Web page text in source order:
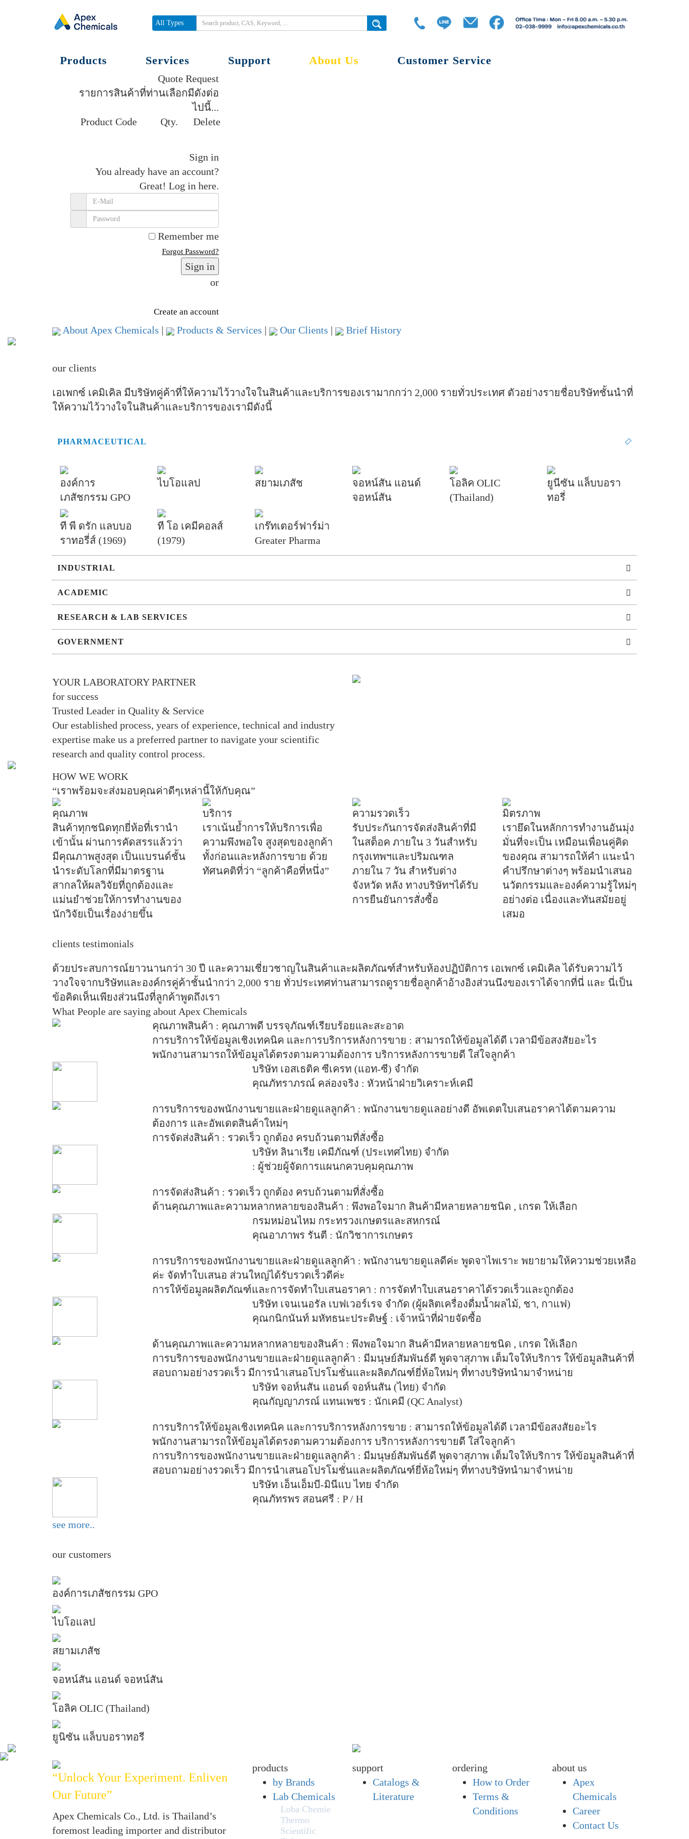
All Types
Products Services Support About Us Customer Service
Quote Request
รายการสินค้าที่ท่านเลือกมีดังต่อ
ไปนี้...
Product Code
Qty. Delete
Sign in
You already have an account?
Great! Log in here.
Remember me
Forgot Password?
Sign in
or
Create an account
About Apex Chemicals | Products & Services | Our Clients | Brief History
our clients
เอเพกซ์ เคมิเคิล มีบริษัทคู่ค้าที่ให้ความไว้วางใจในสินค้าและบริการของเรามากกว่า 2,000 รายทั่วประเทศ ตัวอย่างรายชื่อบริษัทชั้นนำที่
ให้ความไว้วางใจในสินค้าและบริการของเรามีดังนี้
PHARMACEUTICAL
องค์การ
เภสัชกรรม GPO
ไบโอแลป สยามเภสัช
จอหน์สัน แอนด์
จอหน์สัน
โอลิค OLIC
(Thailand)
ยูนีซัน แล็บบอรา
ทอรี่
ที พี ดรัก แลบบอ
ราทอรี่ส์ (1969)
ที โอ เคมีคอลส์
(1979)
เกร๊ทเตอร์ฟาร์ม่า
Greater Pharma
INDUSTRIAL
ACADEMIC
RESEARCH & LAB SERVICES
GOVERNMENT
YOUR LABORATORY PARTNER
for success
Trusted Leader in Quality & Service
Our established process, years of experience, technical and industry
expertise make us a preferred partner to navigate your scientific
research and quality control process.
HOW WE WORK
“เราพร้อมจะส่งมอบคุณค่าดีๆเหล่านี้ให้กับคุณ”
คุณภาพ
สินค้าทุกชนิดทุกยี่ห้อที่เรานำ
เข้านั้น ผ่านการคัดสรรแล้วว่า
มีคุณภาพสูงสุด เป็นแบรนด์ชั้น
นำระดับโลกที่มีมาตรฐาน
สากลให้ผลวิจัยที่ถูกต้องและ
แม่นยำช่วยให้การทำงานของ
นักวิจัยเป็นเรื่องง่ายขึ้น
บริการ
เราเน้นย้ำการให้บริการเพื่อ
ความพึงพอใจ สูงสุดของลูกค้า
ทั้งก่อนและหลังการขาย ด้วย
ทัศนคติที่ว่า “ลูกค้าคือที่หนึ่ง”
ความรวดเร็ว
รับประกันการจัดส่งสินค้าที่มี
ในสต็อค ภายใน 3 วันสำหรับ
กรุงเทพฯและปริมณฑล
ภายใน 7 วัน สำหรับต่าง
จังหวัด หลัง ทางบริษัทฯได้รับ
การยืนยันการสั่งซื้อ
มิตรภาพ
เรายึดในหลักการทำงานอันมุ่ง
มั่นที่จะเป็น เหมือนเพื่อนคู่คิด
ของคุณ สามารถให้คำ แนะนำ
คำปรึกษาต่างๆ พร้อมนำเสนอ
นวัตกรรมและองค์ความรู้ใหม่ๆ
อย่างต่อ เนื่องและทันสมัยอยู่
เสมอ
clients testimonials
ด้วยประสบการณ์ยาวนานกว่า 30 ปี และความเชี่ยวชาญในสินค้าและผลิตภัณฑ์สำหรับห้องปฏิบัติการ เอเพกซ์ เคมิเคิล ได้รับความไว้
วางใจจากบริษัทและองค์กรคู่ค้าชั้นนำกว่า 2,000 ราย ทั่วประเทศท่านสามารถดูรายชื่อลูกค้าอ้างอิงส่วนนึงของเราได้จากที่นี่ และ นี่เป็น
ข้อคิดเห็นเพียงส่วนนึงที่ลูกค้าพูดถึงเรา
What People are saying about Apex Chemicals
คุณภาพสินค้า : คุณภาพดี บรรจุภัณฑ์เรียบร้อยและสะอาด
การบริการให้ข้อมูลเชิงเทคนิค และการบริการหลังการขาย : สามารถให้ข้อมูลได้ดี เวลามีข้อสงสัยอะไร
พนักงานสามารถให้ข้อมูลได้ตรงตามความต้องการ บริการหลังการขายดี ใส่ใจลูกค้า
บริษัท เอสเธติค ซีเครท (แอท-ซี) จำกัด
คุณภัทราภรณ์ คล่องจริง : หัวหน้าฝ่ายวิเคราะห์เคมี
การบริการของพนักงานขายและฝ่ายดูแลลูกค้า : พนักงานขายดูแลอย่างดี อัพเดตใบเสนอราคาได้ตามความ
ต้องการ และอัพเดตสินค้าใหม่ๆ
การจัดส่งสินค้า : รวดเร็ว ถูกต้อง ครบถ้วนตามที่สั่งซื้อ
บริษัท ลินาเรีย เคมีภัณฑ์ (ประเทศไทย) จำกัด
: ผู้ช่วยผู้จัดการแผนกควบคุมคุณภาพ
การจัดส่งสินค้า : รวดเร็ว ถูกต้อง ครบถ้วนตามที่สั่งซื้อ
ด้านคุณภาพและความหลากหลายของสินค้า : พึงพอใจมาก สินค้ามีหลายหลายชนิด , เกรด ให้เลือก
กรมหม่อนไหม กระทรวงเกษตรและสหกรณ์
คุณอาภาพร รันตี : นักวิชาการเกษตร
การบริการของพนักงานขายและฝ่ายดูแลลูกค้า : พนักงานขายดูแลดีค่ะ พูดจาไพเราะ พยายามให้ความช่วยเหลือ
ค่ะ จัดทำใบเสนอ ส่วนใหญ่ได้รับรวดเร็วดีค่ะ
การให้ข้อมูลผลิตภัณฑ์และการจัดทำใบเสนอราคา : การจัดทำใบเสนอราคาได้รวดเร็วและถูกต้อง
บริษัท เจนเนอรัล เบฟเวอร์เรจ จํากัด (ผู้ผลิตเครื่องดื่มน้ำผลไม้, ชา, กาแฟ)
คุณกนิกนันท์ มหัทธนะประดิษฐ์ : เจ้าหน้าที่ฝ่ายจัดซื้อ
ด้านคุณภาพและความหลากหลายของสินค้า : พึงพอใจมาก สินค้ามีหลายหลายชนิด , เกรด ให้เลือก
การบริการของพนักงานขายและฝ่ายดูแลลูกค้า : มีมนุษย์สัมพันธ์ดี พูดจาสุภาพ เต็มใจให้บริการ ให้ข้อมูลสินค้าที่
สอบถามอย่างรวดเร็ว มีการนำเสนอโปรโมชั่นและผลิตภัณฑ์ยี่ห้อใหม่ๆ ที่ทางบริษัทนำมาจำหน่าย
บริษัท จอห์นสัน แอนด์ จอห์นสัน (ไทย) จำกัด
คุณกัญญาภรณ์ แทนเพชร : นักเคมี (QC Analyst)
การบริการให้ข้อมูลเชิงเทคนิค และการบริการหลังการขาย : สามารถให้ข้อมูลได้ดี เวลามีข้อสงสัยอะไร
พนักงานสามารถให้ข้อมูลได้ตรงตามความต้องการ บริการหลังการขายดี ใส่ใจลูกค้า
การบริการของพนักงานขายและฝ่ายดูแลลูกค้า : มีมนุษย์สัมพันธ์ดี พูดจาสุภาพ เต็มใจให้บริการ ให้ข้อมูลสินค้าที่
สอบถามอย่างรวดเร็ว มีการนำเสนอโปรโมชั่นและผลิตภัณฑ์ยี่ห้อใหม่ๆ ที่ทางบริษัทนำมาจำหน่าย
บริษัท เอ็นเอ็มบี-มินีแบ ไทย จำกัด
คุณภัทรพร สอนศรี : P / H
see more..
our customers
องค์การเภสัชกรรม GPO
ไบโอแลป
สยามเภสัช
จอหน์สัน แอนด์ จอหน์สัน
โอลิค OLIC (Thailand)
ยูนิซัน แล็บบอราทอรี
“Unlock Your Experiment. Enliven
Our Future”
Apex Chemicals Co., Ltd. is Thailand’s
foremost leading importer and distributor
products
by Brands
Lab Chemicals
Loba Chemie
Thermo
Scientific
support
Catalogs &
Literature
ordering
How to Order
Terms &
Conditions
about us
Apex
Chemicals
Career
Contact Us